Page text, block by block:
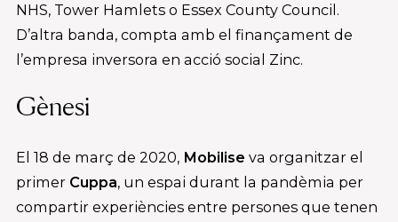
NHS, Tower Hamlets o Essex County Council.
D’altra banda, compta amb el finançament de
l’empresa inversora en acció social Zinc.
Gènesi
El 18 de març de 2020, Mobilise va organitzar el
primer Cuppa, un espai durant la pandèmia per
compartir experiències entre persones que tenen